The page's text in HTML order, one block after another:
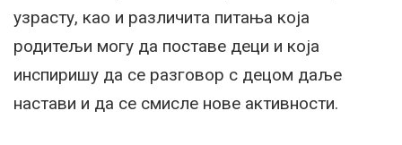
узрасту, као и различита питања која
родитељи могу да поставе деци и која
инспиришу да се разговор с децом даље
настави и да се смисле нове активности.